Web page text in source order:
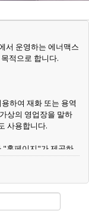
서 운영하는 에너맥스
적으로 합니다.
하여 재화 또는 용역
상의 영업장을 말하
사용합니다.
"홈페이지"가 제공하
회원등록을 한 자로
페이지"가 제공하는